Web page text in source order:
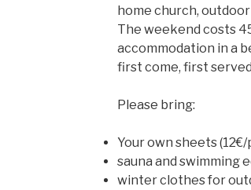
home church,
The weekend costs
accommodation in a
first come, first
Please bring:
Your own sheets
sauna and swimming
winter clothes for